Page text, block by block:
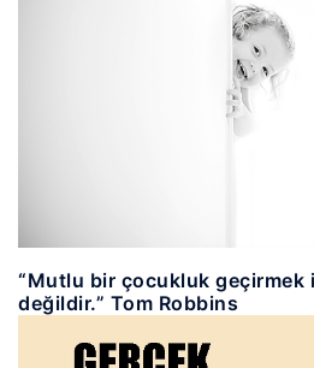
“Mutlu bir çocukluk geçirmek
değildir.” Tom Robbins